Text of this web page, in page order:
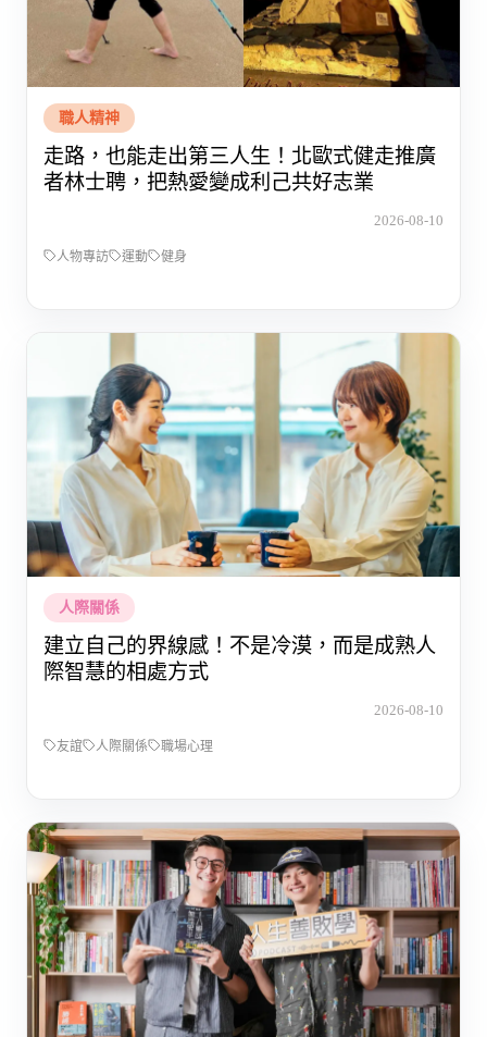
職人精神
走路，也能走出第三人生！北歐式健走推廣
者林士聘，把熱愛變成利己共好志業
2026-08-10
人物專訪 運動 健身
人際關係
建立自己的界線感！不是冷漠，而是成熟人
際智慧的相處方式
2026-08-10
友誼 人際關係 職場心理